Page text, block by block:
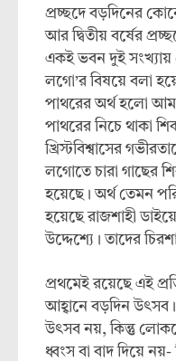
প্রচ্ছদে বড়দিনের
আর দ্বিতীয় বর্ষের
একই ভবন দুই সংখ্যায়
লগো’র বিষয়ে বলা
পাথরের অর্থ হলো
পাথরের নিচে থাকা
খ্রিস্টবিশ্বাসের
লগোতে চারা গাছের
হয়েছে। অর্থ তেমন
হয়েছে রাজশাহী
উদ্দেশ্যে। তাদের
প্রথমেই রয়েছে এই
আহ্বানে বড়দিন
উৎসব নয়, কিন্তু
ধ্বংস বা বাদ দিয়ে